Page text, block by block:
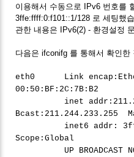
이용해서 수동으로 IPv6 번호를
3ffe:ffff:0:f101::1/128 로 세팅했
관한 내용은 IPv6(2) - 환경설정
다음은 ifconifg 를 통해서 확인한
eth0 Link
00:50:BF:2C:7B:B2
inet
Bcast:211.244.233.255
inet6 addr:
Scope:Global
UP BROADCAST